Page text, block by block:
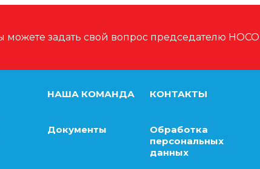
можете задать свой вопрос председателю
НАША КОМАНДА КОНТАКТЫ
Документы
Обработка
персональных
данных